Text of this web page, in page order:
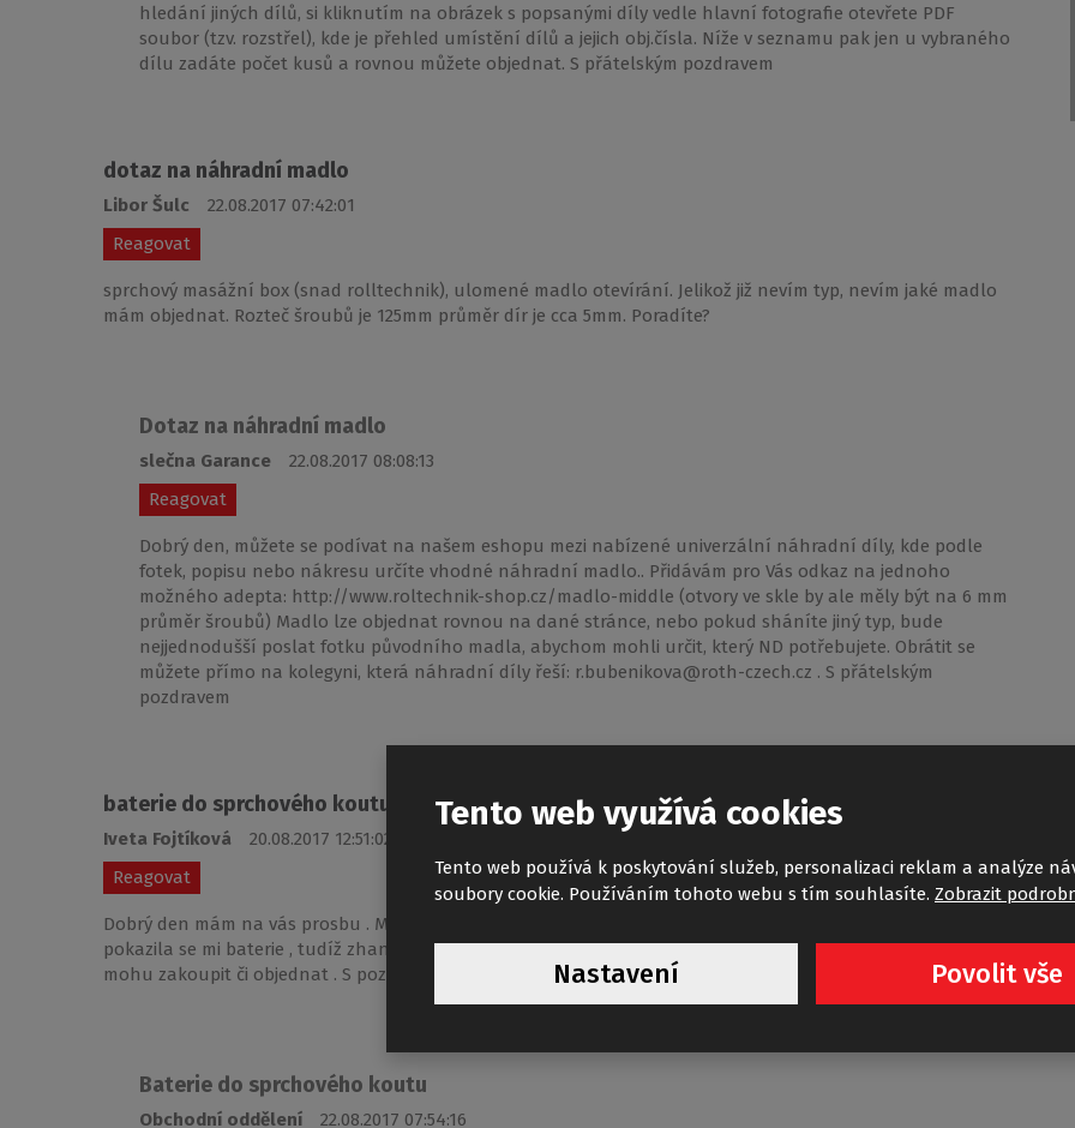
hledání jiných dílů, si kliknutím na obrázek s popsanými díly vedle hlavní fotografie otevřete PDF
soubor (tzv. rozstřel), kde je přehled umístění dílů a jejich obj.čísla. Níže v seznamu pak jen u vybraného
dílu zadáte počet kusů a rovnou můžete objednat. S přátelským pozdravem
dotaz na náhradní madlo
Libor Šulc
22.08.2017 07:42:01
Reagovat
sprchový masážní box (snad rolltechnik), ulomené madlo otevírání. Jelikož již nevím typ, nevím jaké madlo
mám objednat. Rozteč šroubů je 125mm průměr dír je cca 5mm. Poradíte?
Dotaz na náhradní madlo
slečna Garance
22.08.2017 08:08:13
Reagovat
Dobrý den, můžete se podívat na našem eshopu mezi nabízené univerzální náhradní díly, kde podle
fotek, popisu nebo nákresu určíte vhodné náhradní madlo.. Přidávám pro Vás odkaz na jednoho
možného adepta: http://www.roltechnik-shop.cz/madlo-middle (otvory ve skle by ale měly být na 6 mm
průměr šroubů) Madlo lze objednat rovnou na dané stránce, nebo pokud sháníte jiný typ, bude
nejjednodušší poslat fotku původního madla, abychom mohli určit, který ND potřebujete. Obrátit se
můžete přímo na kolegyni, která náhradní díly řeší: r.bubenikova@roth-czech.cz . S přátelským
pozdravem
baterie do sprchového koutu
Iveta Fojtíková
20.08.2017 12:51:02
Reagovat
Dobrý den mám na vás prosbu . Mám doma sprchový kout zn. Roltechnik model je M8648 je stáry již 6let a
pokazila se mi baterie , tudíž zhaním novou v obchodech nejde koupit samostatně . Prosím o radu kde si ji
mohu zakoupit či objednat . S pozdravem děkuji za odpověď .
Baterie do sprchového koutu
Obchodní oddělení
22.08.2017 07:54:16
Tento web využívá cookies
Tento web používá k poskytování služeb, personalizaci reklam a analýze
soubory cookie. Používáním tohoto webu s tím souhlasíte. Zobrazit
Nastavení Povolit vše